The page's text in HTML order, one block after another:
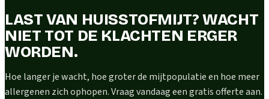
LAST VAN HUISSTOFMIJT? WACHT
NIET TOT DE KLACHTEN ERGER
WORDEN.
Hoe langer je wacht, hoe groter de mijtpopulatie en hoe meer
allergenen zich ophopen. Vraag vandaag een gratis offerte aan.